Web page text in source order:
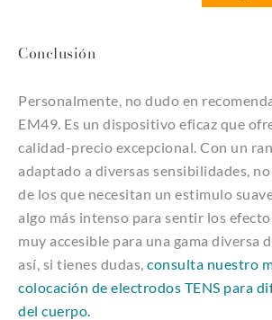
Conclusión
Personalmente, no dudo en
EM49. Es un dispositivo eficaz que
calidad-precio excepcional. Con un
adaptado a diversas sensibilidades,
de los que necesitan un estimulo
algo más intenso para sentir los
muy accesible para una gama diversa
así, si tienes dudas, consulta nuestro
colocación de electrodos TENS para
del cuerpo.